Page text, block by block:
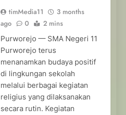
timMedia11
3 months
ago
0 2 mins
Purworejo — SMA Negeri 11
Purworejo terus
menanamkan budaya positif
di lingkungan sekolah
melalui berbagai kegiatan
religius yang dilaksanakan
secara rutin. Kegiatan